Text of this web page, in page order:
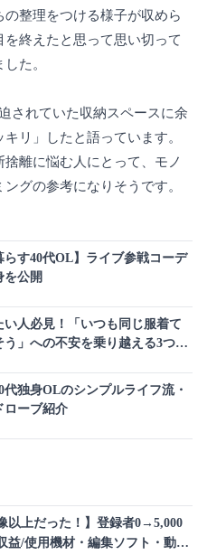
整理をつける様子が収めら
終えたと思って思い切って
た。
されていた収納スペースに余
リ」したと語っています。
離に悩む人にとって、モノ
グの参考になりそうです。
らす40代OL】ライブ参戦コーデ
を公開
い人必見！「いつも同じ服着て
う」への不安を乗り越える3つの
代独身OLのシンプルライフ流・
ローブ紹介
以上だった！】登録者0→5,000
益/使用機材・編集ソフト・動画